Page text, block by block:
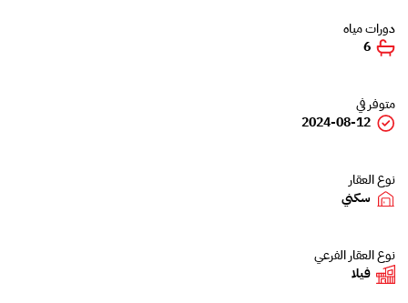
دورات مياه
6
متوفر في
2024-08-12
نوع العقار
سكني
نوع العقار الفرعي
فيلا